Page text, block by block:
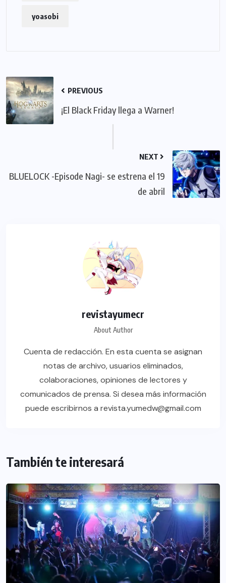
yoasobi
PREVIOUS
¡El Black Friday llega a Warner!
NEXT
BLUELOCK -Episode Nagi- se estrena el 19
de abril
revistayumecr
About Author
Cuenta de redacción. En esta cuenta se asignan
notas de archivo, usuarios eliminados,
colaboraciones, opiniones de lectores y
comunicados de prensa. Si desea más información
puede escribirnos a revista.yumedw@gmail.com
También te interesará